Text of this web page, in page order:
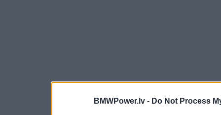
BMWPower.lv - Do Not Process